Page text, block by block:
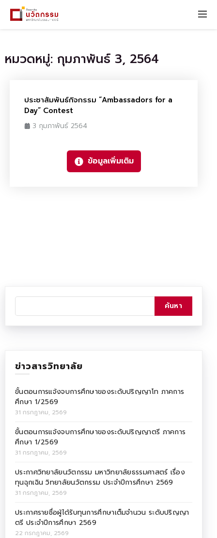
หมวดหมู่: กุมภาพันธ์ 3, 2564
ประชาสัมพันธ์กิจกรรม “Ambassadors for a
Day” Contest
3 กุมภาพันธ์ 2564
ข้อมูลเพิ่มเติม
ข่าวสารวิทยาลัย
ขั้นตอนการแจ้งจบการศึกษาของระดับปริญญาโท ภาคการ
ศึกษา 1/2569
31 กรกฎาคม, 2569
ขั้นตอนการแจ้งจบการศึกษาของระดับปริญญาตรี ภาคการ
ศึกษา 1/2569
31 กรกฎาคม, 2569
ประกาศวิทยาลัยนวัตกรรม มหาวิทยาลัยธรรมศาสตร์ เรื่อง
ทุนฉุกเฉิน วิทยาลัยนวัตกรรม ประจำปีการศึกษา 2569
31 กรกฎาคม, 2569
ประกาศรายชื่อผู้ได้รับทุนการศึกษาเต็มจำนวน ระดับปริญญา
ตรี ประจำปีการศึกษา 2569
22 กรกฎาคม, 2569